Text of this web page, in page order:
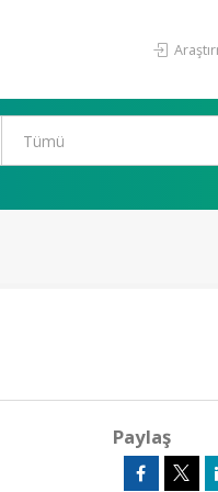
Paylaş